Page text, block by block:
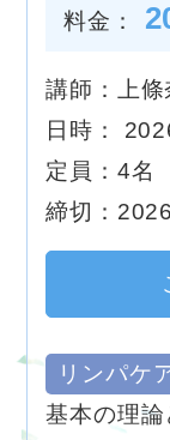
料金：
講師：上
日時：
定員：4名
締切：
リンパケ
基本の理